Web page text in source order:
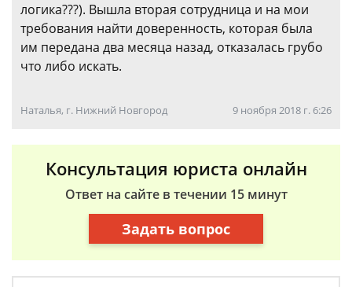
логика???). Вышла вторая сотрудница и на мои
требования найти доверенность, которая была
им передана два месяца назад, отказалась грубо
что либо искать.
Наталья, г. Нижний Новгород 9 ноября 2018 г. 6:26
Консультация юриста онлайн
Ответ на сайте в течении 15 минут
Задать вопрос